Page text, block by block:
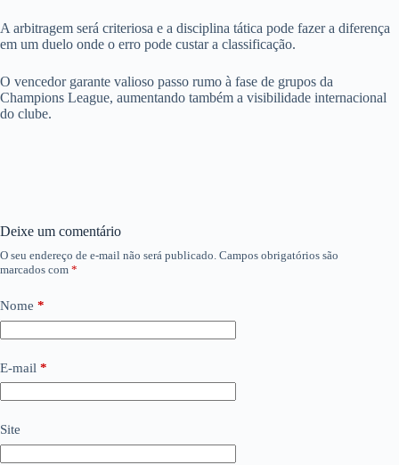
A arbitragem será criteriosa e a disciplina tática pode fazer a diferença
em um duelo onde o erro pode custar a classificação.
O vencedor garante valioso passo rumo à fase de grupos da
Champions League, aumentando também a visibilidade internacional
do clube.
Deixe um comentário
O seu endereço de e-mail não será publicado. Campos obrigatórios são
marcados com *
Nome *
E-mail *
Site